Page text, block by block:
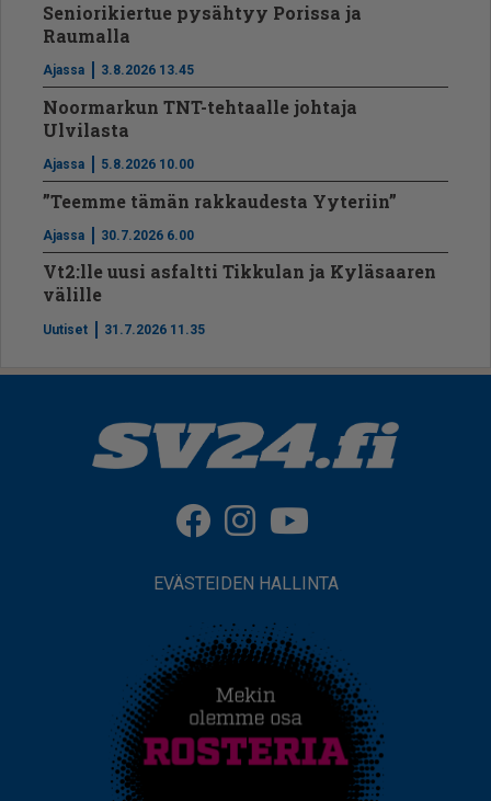
Seniorikiertue pysähtyy Porissa ja
Raumalla
Ajassa 3.8.2026 13.45
Noormarkun TNT-tehtaalle johtaja
Ulvilasta
Ajassa 5.8.2026 10.00
”Teemme tämän rakkaudesta Yyteriin”
Ajassa 30.7.2026 6.00
Vt2:lle uusi asfaltti Tikkulan ja Kyläsaaren
välille
Uutiset 31.7.2026 11.35
EVÄSTEIDEN HALLINTA